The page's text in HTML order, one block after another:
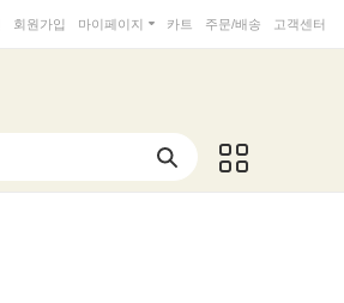
회원가입 마이페이지 카트 주문/배송 고객센터